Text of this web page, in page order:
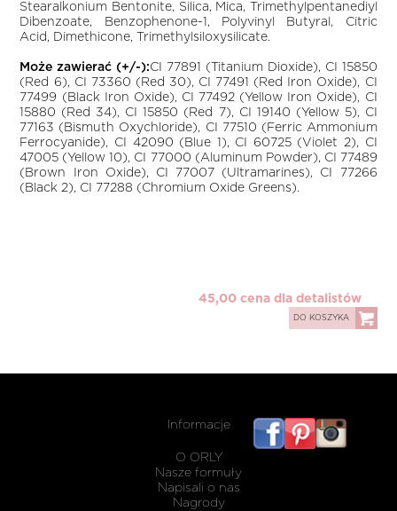
Stearalkonium Bentonite, Silica, Mica, Trimethylpentanediyl
Dibenzoate, Benzophenone-1, Polyvinyl Butyral, Citric
Acid, Dimethicone, Trimethylsiloxysilicate.
Może zawierać (+/-):CI 77891 (Titanium Dioxide), CI 15850
(Red 6), CI 73360 (Red 30), CI 77491 (Red Iron Oxide), CI
77499 (Black Iron Oxide), CI 77492 (Yellow Iron Oxide), CI
15880 (Red 34), CI 15850 (Red 7), CI 19140 (Yellow 5), CI
77163 (Bismuth Oxychloride), CI 77510 (Ferric Ammonium
Ferrocyanide), CI 42090 (Blue 1), CI 60725 (Violet 2), CI
47005 (Yellow 10), CI 77000 (Aluminum Powder), CI 77489
(Brown Iron Oxide), CI 77007 (Ultramarines), CI 77266
(Black 2), CI 77288 (Chromium Oxide Greens).
45,00 cena dla detalistów
DO KOSZYKA
Informacje
O ORLY
Nasze formuły
Napisali o nas
Nagrody